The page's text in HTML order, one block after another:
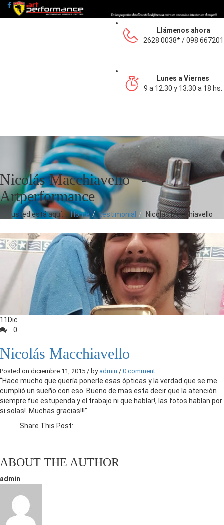
Llámenos ahora
2628 0038* / 098 667201
Lunes a Viernes
9 a 12:30 y 13:30 a 18 hs.
Nicolás Macchiavello -
Artperformance
usted está aquí: Home testimonial Nicolás Macchiavello
11 Dic
0
Nicolás Macchiavello
Posted on diciembre 11, 2015 / by admin / 0 comment
“Hace mucho que quería ponerle esas ópticas y la verdad que se me
cumplió un sueño con eso. Bueno de mas esta decir que la atención
siempre fue estupenda y el trabajo ni que hablar!, las fotos hablan por
si solas!. Muchas gracias!!!”
Share This Post:
ABOUT THE AUTHOR
admin